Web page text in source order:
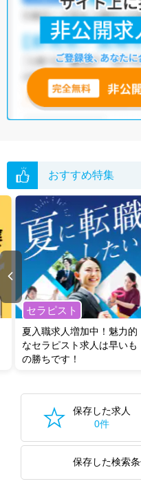
・介護福祉施設・保育園
他の条件でも人気の求人がござ
いただくか、お気軽にお問い合
全国の調理師 求人から検索いた
無料転職支援サービス
にお申し
グした上で求人をご提案いたしま
ご希望条件がまだ定まっていな
い。
おすすめ特集
セラピスト
夏入職求人増加中！魅力的
なセラピスト求人は早いも
の勝ちです！
保存した求人
0件
保存した検索